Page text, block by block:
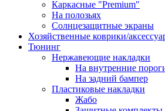
Каркасные "Premium"
На полозьях
Солнцезащитные экраны
Хозяйственные коврики/
Тюнинг
Нержавеющие накладки
На внутренние
На задний бампер
Пластиковые накладки
Жабо